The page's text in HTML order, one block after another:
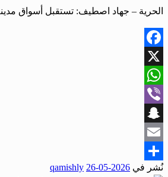
الحرية – جهاد اصطيف: تستقبل أسواق
Facebook
X
WhatsApp
Viber
Snapchat
Email
Share
نُشر في 2026-05-26
qamishly